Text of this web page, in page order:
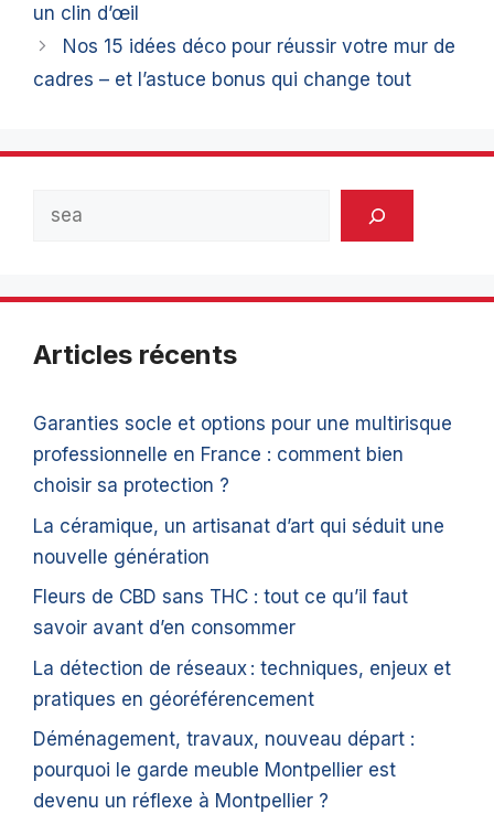
un clin d’œil
Nos 15 idées déco pour réussir votre mur de
cadres – et l’astuce bonus qui change tout
Articles récents
Garanties socle et options pour une multirisque
professionnelle en France : comment bien
choisir sa protection ?
La céramique, un artisanat d’art qui séduit une
nouvelle génération
Fleurs de CBD sans THC : tout ce qu’il faut
savoir avant d’en consommer
La détection de réseaux : techniques, enjeux et
pratiques en géoréférencement
Déménagement, travaux, nouveau départ :
pourquoi le garde meuble Montpellier est
devenu un réflexe à Montpellier ?